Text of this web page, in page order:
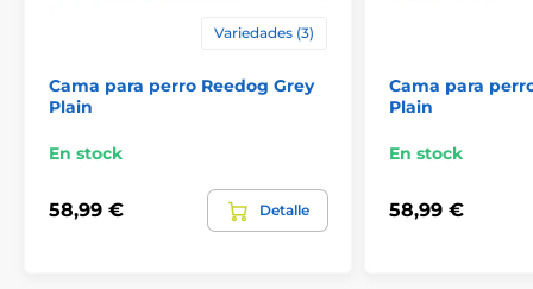
Variedades (3)
Cama para perro Reedog Grey
Plain
En stock
58,99 € Detalle
Cama para
Plain
En stock
58,99 €